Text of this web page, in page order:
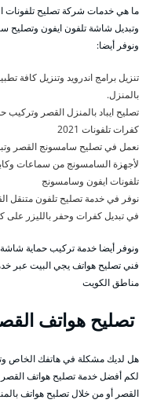
ما هي خدمات شركة تصليح تلفونات
وتبديل شاشة تلفون ايفون وتصليح
ونوفر أيضا:
بالمنزل.
تصليح ايباد بالمنزل القصر وتركيب
كفرات تلفونات 2021
نعمل في تصليح سامسونج القصر
لأجهزة السامسونج من سماعات
تلفونات ايفون وسامسونج
نوفر في خدمة تصليح تلفون متنقل
في تبديل كفرات وحفر بالليزر على
ونوفر أيضا خدمة تركيب حماية شاشة
فني تصليح هواتف يجي البيت عبر
مناطق الكويت
تصليح هواتف
هل لديك مشكلة في هاتفك الخاص
لكم أفضل خدمة تصليح هواتف
القصر أو من خلال تصليح هواتف